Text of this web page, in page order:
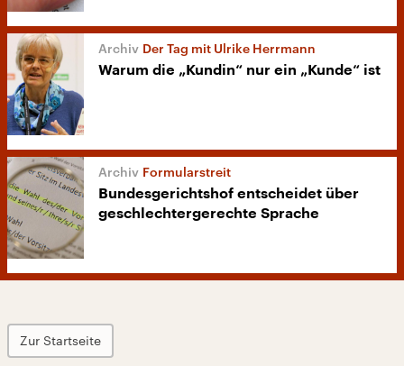
Der Tag mit Ulrike Herrmann
Warum die „Kundin“ nur ein „Kunde“ ist
Formularstreit
Bundesgerichtshof entscheidet über
geschlechtergerechte Sprache
Zur Startseite